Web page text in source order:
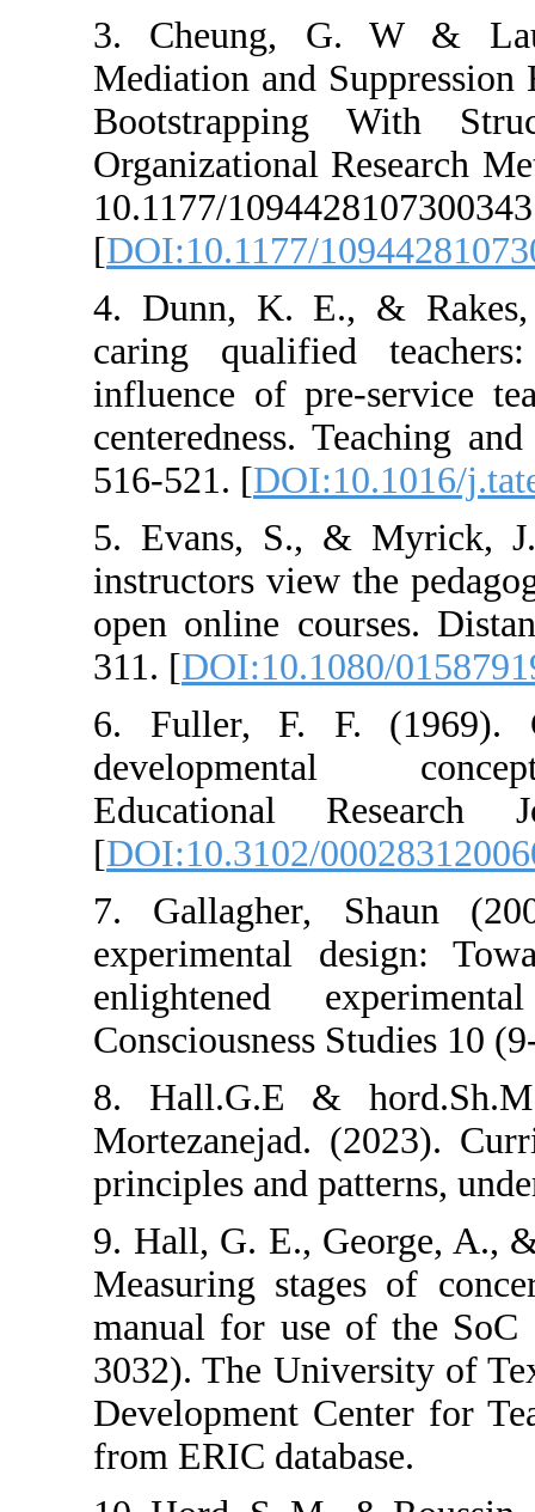
3. Cheung,
Mediation and
Organizational
10.1177/
[DOI:10.1177/
4. Dunn, K.
caring
influence of
centeredness.
516-521. [
5. Evans, S.,
instructors view
open online
311. [
6. Fuller, F.
Educational
[DOI:10.3102/
7. Gallagher,
experimental
enlightened
Consciousness
8. Hall.G.E &
Mortezanejad.
principles and
9. Hall, G. E.,
Measuring
manual for use
3032). The
Development
from ERIC